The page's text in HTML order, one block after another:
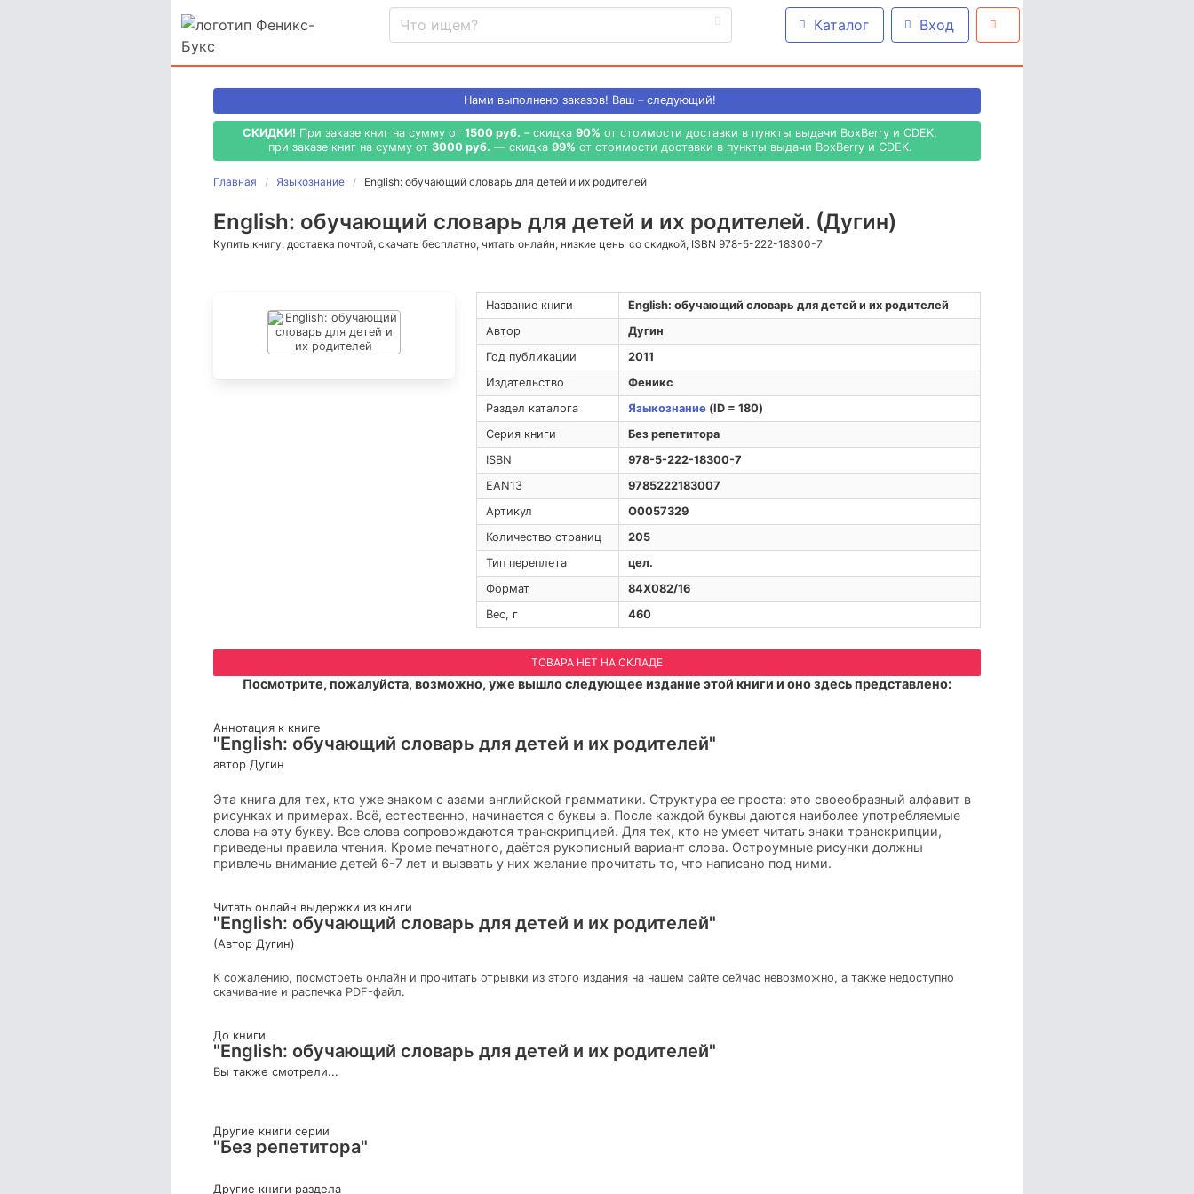
Каталог Вход
Нами выполнено заказов! Ваш – следующий!
СКИДКИ! При заказе книг на сумму от 1500 руб. – скидка 90% от стоимости доставки в пункты выдачи BoxBerry и CDEK,
при заказе книг на сумму от 3000 руб. — скидка 99% от стоимости доставки в пункты выдачи BoxBerry и CDEK.
Главная Языкознание English: обучающий словарь для детей и их родителей
English: обучающий словарь для детей и их родителей. (Дугин)
Купить книгу, доставка почтой, скачать бесплатно, читать онлайн, низкие цены со скидкой, ISBN 978-5-222-18300-7
Название книги
English: обучающий словарь для детей и их родителей
Автор
Дугин
Год публикации
2011
Издательство
Феникс
Раздел каталога
Языкознание(ID = 180)
Серия книги
Без репетитора
ISBN
978-5-222-18300-7
EAN13
9785222183007
Артикул
O0057329
Количество страниц
205
Тип переплета
цел.
Формат
84Х082/16
Вес, г
460
ТОВАРА НЕТ НА СКЛАДЕ
Посмотрите, пожалуйста, возможно, уже вышло следующее издание этой книги и оно здесь представлено:
Аннотация к книге
"English: обучающий словарь для детей и их родителей"
автор Дугин
Эта книга для тех, кто уже знаком с азами английской грамматики. Структура ее проста: это своеобразный алфавит в
рисунках и примерах. Всё, естественно, начинается с буквы а. После каждой буквы даются наиболее употребляемые
слова на эту букву. Все слова сопровождаются транскрипцией. Для тех, кто не умеет читать знаки транскрипции,
приведены правила чтения. Кроме печатного, даётся рукописный вариант слова. Остроумные рисунки должны
привлечь внимание детей 6-7 лет и вызвать у них желание прочитать то, что написано под ними.
Читать онлайн выдержки из книги
"English: обучающий словарь для детей и их родителей"
(Автор Дугин)
К сожалению, посмотреть онлайн и прочитать отрывки из этого издания на нашем сайте сейчас невозможно, а также недоступно
скачивание и распечка PDF-файл.
До книги
"English: обучающий словарь для детей и их родителей"
Вы также смотрели...
Другие книги серии
"Без репетитора"
Другие книги раздела